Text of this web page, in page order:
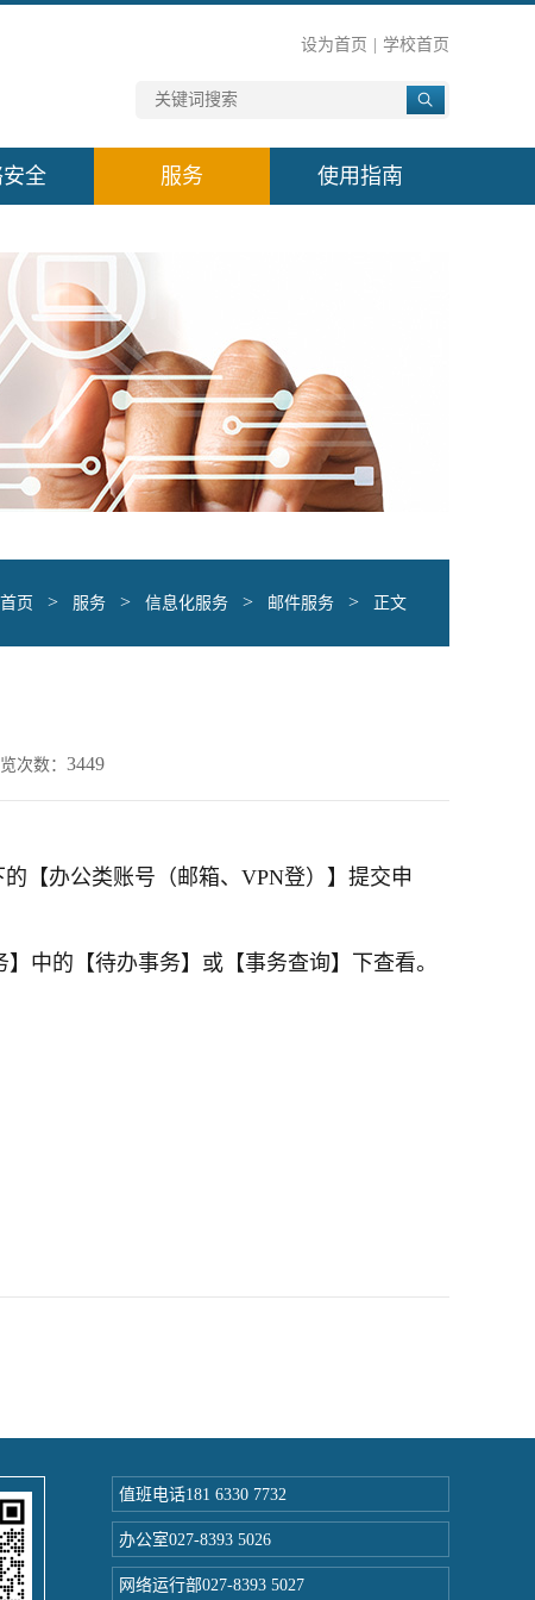
学校首页
设为首页
安全 服务 使用指南
首页 > 服务 > 信息化服务 > 邮件服务 > 正文
次数： 3449
【办公类账号（邮箱、VPN登）】提交申
中的【待办事务】或【事务查询】下查看。
值班电话181 6330 7732
办公室027-8393 5026
网络运行部027-8393 5027